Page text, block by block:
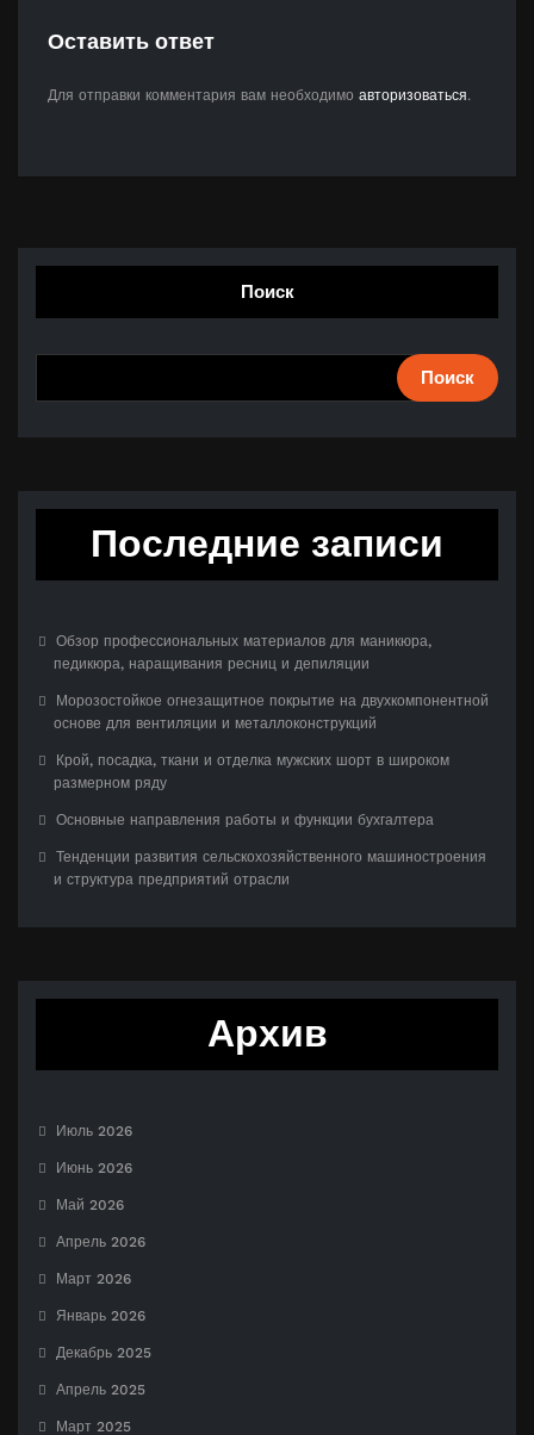
Оставить ответ
Для отправки комментария вам необходимо авторизоваться.
Поиск
Поиск
Последние записи
Обзор профессиональных материалов для маникюра,
педикюра, наращивания ресниц и депиляции
Морозостойкое огнезащитное покрытие на двухкомпонентной
основе для вентиляции и металлоконструкций
Крой, посадка, ткани и отделка мужских шорт в широком
размерном ряду
Основные направления работы и функции бухгалтера
Тенденции развития сельскохозяйственного машиностроения
и структура предприятий отрасли
Архив
Июль 2026
Июнь 2026
Май 2026
Апрель 2026
Март 2026
Январь 2026
Декабрь 2025
Апрель 2025
Март 2025